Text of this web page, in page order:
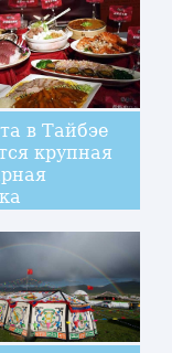
в Тайбэе
крупная